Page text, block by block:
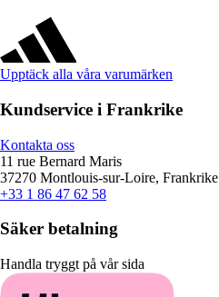
Upptäck alla våra varumärken
Kundservice i Frankrike
Kontakta oss
11 rue Bernard Maris
37270 Montlouis-sur-Loire, Frankrike
+33 1 86 47 62 58
Säker betalning
Handla tryggt på vår sida